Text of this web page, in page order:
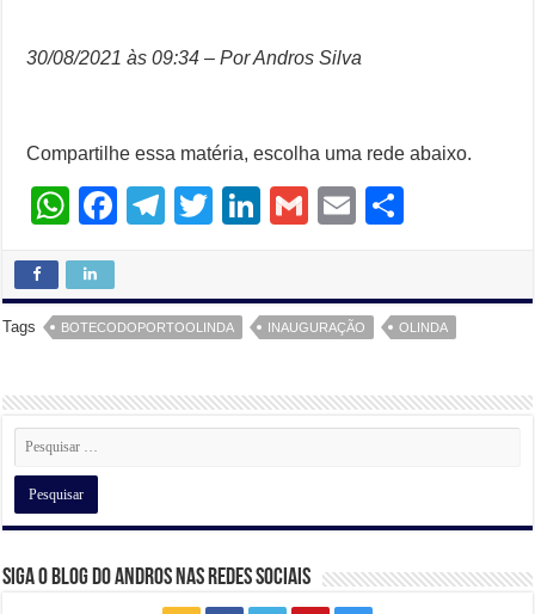
30/08/2021 às 09:34 – Por Andros Silva
Compartilhe essa matéria, escolha uma rede abaixo.
W
at
s
p
p
F
e
o
o
T
gr
m
T
er
Li
e
n
G
E
e
Tags BOTECODOPORTOOLINDA INAUGURAÇÃO OLINDA
Siga o Blog do Andros nas Redes Sociais